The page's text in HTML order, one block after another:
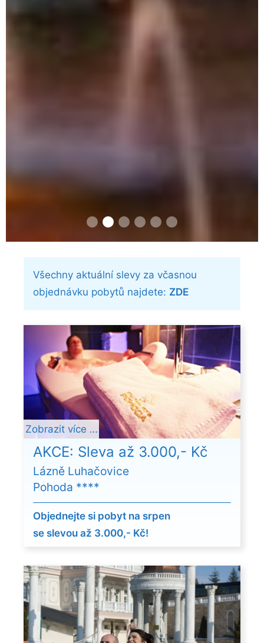
Všechny aktuální slevy za včasnou
objednávku pobytů najdete: ZDE
AKCE: Sleva až 3.000,- Kč
Lázně Luhačovice
Pohoda ****
Objednejte si pobyt na srpen
se slevou až 3.000,- Kč!
Zobrazit více …